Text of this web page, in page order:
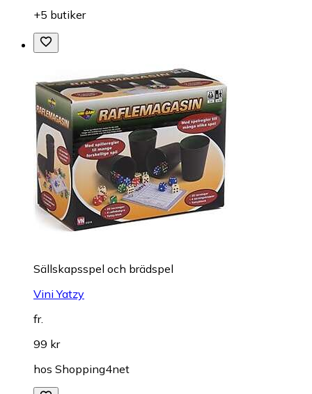
+5 butiker
Sällskapsspel och brädspel
Vini Yatzy
fr.
99 kr
hos Shopping4net